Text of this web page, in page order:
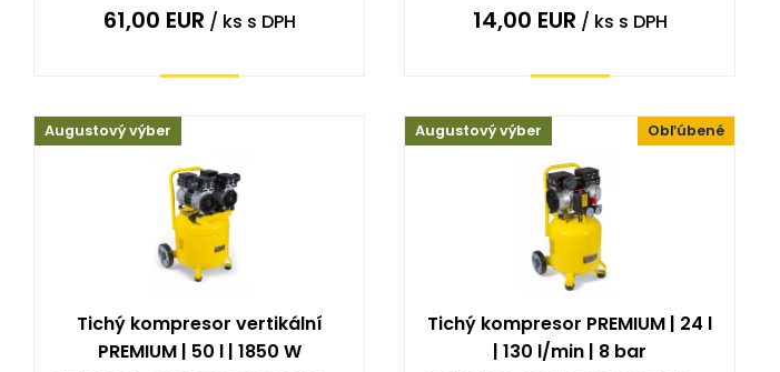
61,00 EUR / ks s DPH 14,00 EUR / ks s DPH
Augustový výber
Tichý kompresor vertikální
PREMIUM | 50 l | 1850 W
Obľúbené
Augustový výber
Tichý kompresor PREMIUM | 24 l
| 130 l/min | 8 bar